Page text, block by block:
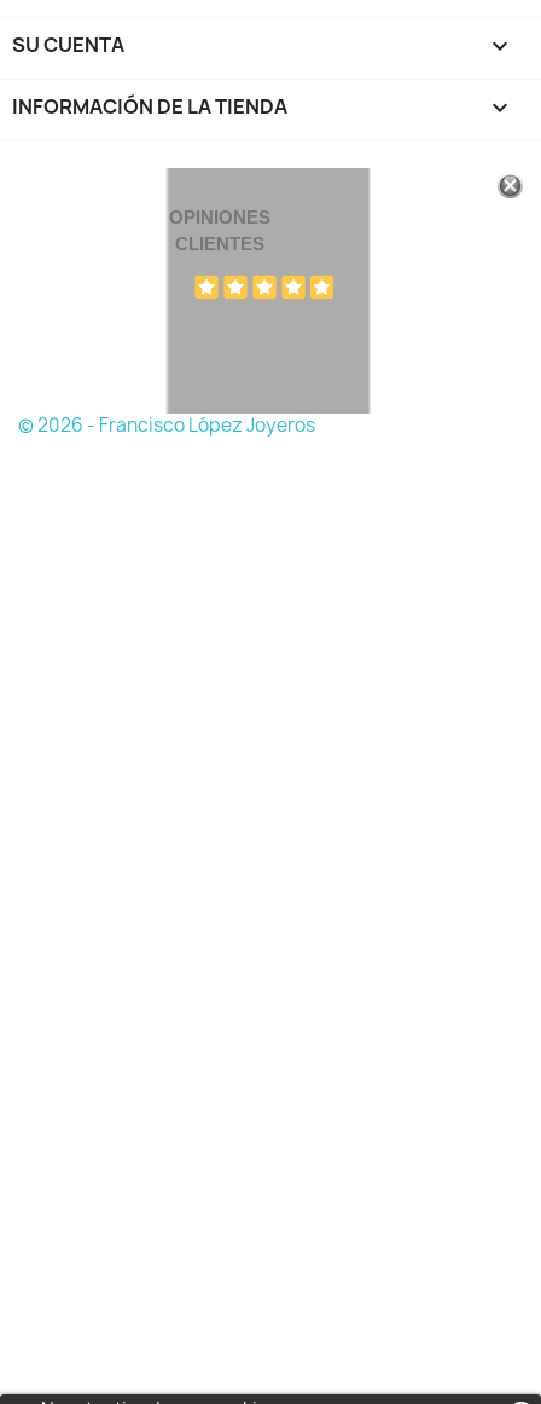
SU CUENTA 
INFORMACIÓN DE LA TIENDA keyboard_arrow_down
OPINIONES
CLIENTES
© 2026 - Francisco López Joyeros